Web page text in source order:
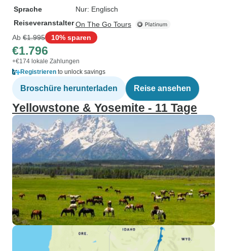
Sprache
Nur: Englisch
ReiseveranstalterOn The Go Tours
Ab €1.995 10% sparen
€1.796
+€174 lokale Zahlungen
Registrieren to unlock savings
Broschüre herunterladen Reise ansehen
Yellowstone & Yosemite - 11 Tage